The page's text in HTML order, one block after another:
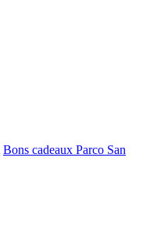
Bons cadeaux Parco San